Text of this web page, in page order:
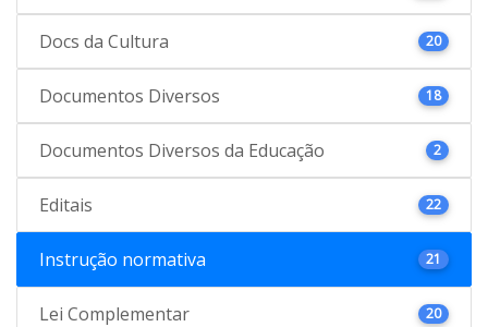
Docs da Cultura 20
Documentos Diversos 18
Documentos Diversos da Educação 2
Editais 22
Instrução normativa 21
Lei Complementar 20